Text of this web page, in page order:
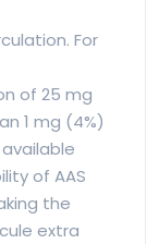
For
of 25 mg
1 mg (4%)
of AAS
the
extra